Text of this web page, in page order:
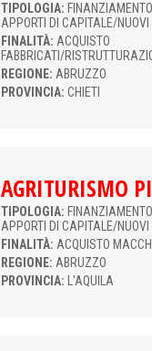
TIPOLOGIA:
APPORTI DI CAPITALE/NUOVI
FINALITÀ: ACQUISTO
FABBRICATI/
REGIONE: ABRUZZO
PROVINCIA: CHIETI
AGRITURISMO
TIPOLOGIA:
APPORTI DI CAPITALE/NUOVI
FINALITÀ: ACQUISTO
REGIONE: ABRUZZO
PROVINCIA:
L'AQUILA